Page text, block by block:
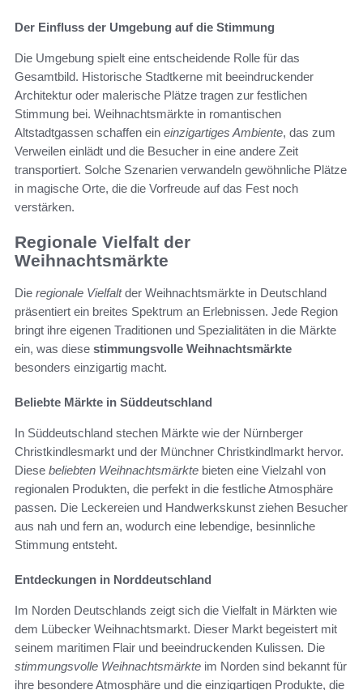
Der Einfluss der Umgebung auf die Stimmung
Die Umgebung spielt eine entscheidende Rolle für das
Gesamtbild. Historische Stadtkerne mit beeindruckender
Architektur oder malerische Plätze tragen zur festlichen
Stimmung bei. Weihnachtsmärkte in romantischen
Altstadtgassen schaffen ein einzigartiges Ambiente, das zum
Verweilen einlädt und die Besucher in eine andere Zeit
transportiert. Solche Szenarien verwandeln gewöhnliche Plätze
in magische Orte, die die Vorfreude auf das Fest noch
verstärken.
Regionale Vielfalt der
Weihnachtsmärkte
Die regionale Vielfaltder Weihnachtsmärkte in Deutschland
präsentiert ein breites Spektrum an Erlebnissen. Jede Region
bringt ihre eigenen Traditionen und Spezialitäten in die Märkte
ein, was diese stimmungsvolle Weihnachtsmärkte
besonders einzigartig macht.
Beliebte Märkte in Süddeutschland
In Süddeutschland stechen Märkte wie der Nürnberger
Christkindlesmarkt und der Münchner Christkindlmarkt hervor.
Diese beliebten Weihnachtsmärkte bieten eine Vielzahl von
regionalen Produkten, die perfekt in die festliche Atmosphäre
passen. Die Leckereien und Handwerkskunst ziehen Besucher
aus nah und fern an, wodurch eine lebendige, besinnliche
Stimmung entsteht.
Entdeckungen in Norddeutschland
Im Norden Deutschlands zeigt sich die Vielfalt in Märkten wie
dem Lübecker Weihnachtsmarkt. Dieser Markt begeistert mit
seinem maritimen Flair und beeindruckenden Kulissen. Die
stimmungsvolle Weihnachtsmärkte im Norden sind bekannt für
ihre besondere Atmosphäre und die einzigartigen Produkte, die